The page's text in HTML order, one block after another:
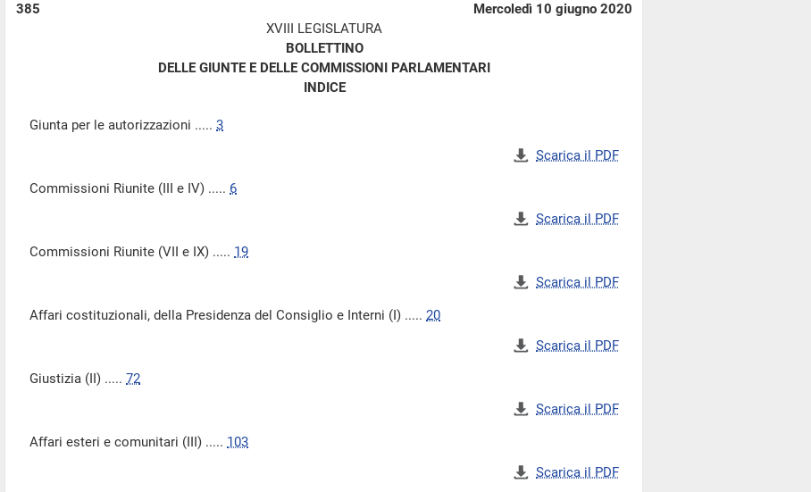
385
Mercoledì 10 giugno 2020
XVIII LEGISLATURA
BOLLETTINO
DELLE GIUNTE E DELLE COMMISSIONI PARLAMENTARI
INDICE
Giunta per le autorizzazioni ..... 3
Scarica il PDF
Commissioni Riunite (III e IV) ..... 6
Scarica il PDF
Commissioni Riunite (VII e IX) ..... 19
Scarica il PDF
Affari costituzionali, della Presidenza del Consiglio e Interni (I) ..... 20
Scarica il PDF
Giustizia (II) ..... 72
Scarica il PDF
Affari esteri e comunitari (III) ..... 103
Scarica il PDF